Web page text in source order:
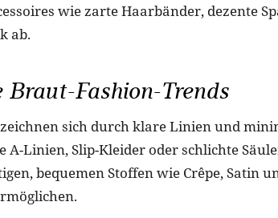
wie zarte Haarbänder, dezente
ab.
Braut-Fashion-Trends
zeichnen sich durch klare Linien und
A-Linien, Slip-Kleider oder schlichte
bequemen Stoffen wie Crêpe, Satin